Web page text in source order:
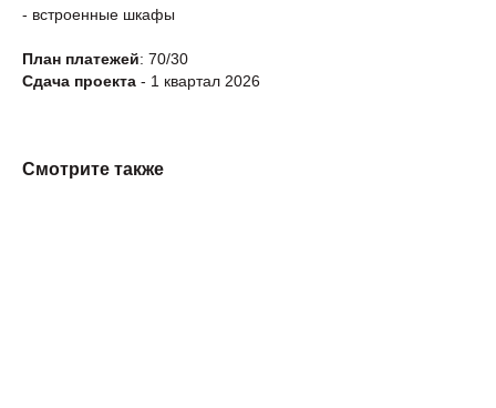
- встроенные шкафы
План платежей: 70/30
Сдача проекта - 1 квартал 2026
Смотрите также